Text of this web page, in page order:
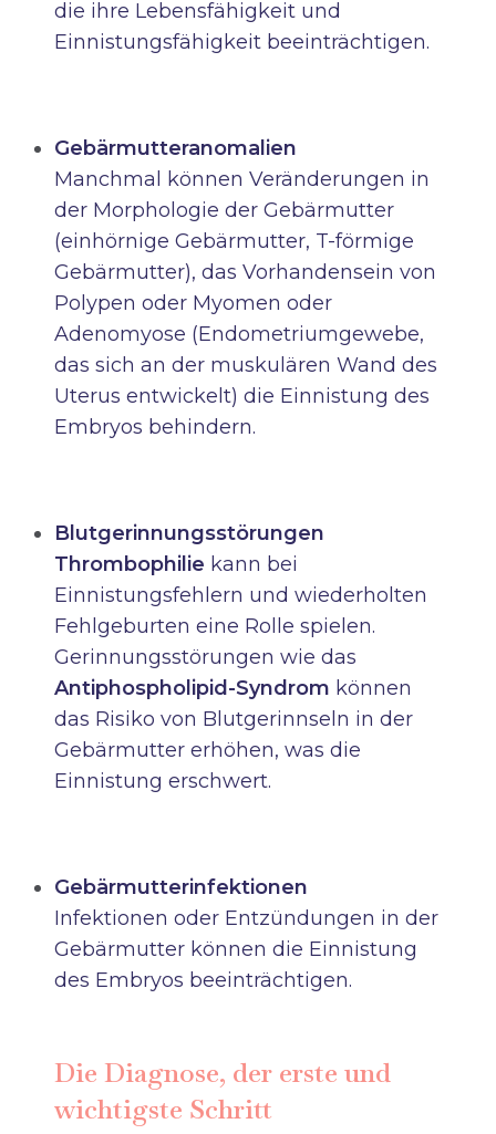
die ihre Lebensfähigkeit und
Einnistungsfähigkeit beeinträchtigen.
Gebärmutteranomalien
Manchmal können Veränderungen in
der Morphologie der Gebärmutter
(einhörnige Gebärmutter, T-förmige
Gebärmutter), das Vorhandensein von
Polypen oder Myomen oder
Adenomyose (Endometriumgewebe,
das sich an der muskulären Wand des
Uterus entwickelt) die Einnistung des
Embryos behindern.
Blutgerinnungsstörungen
Thrombophilie kann bei
Einnistungsfehlern und wiederholten
Fehlgeburten eine Rolle spielen.
Gerinnungsstörungen wie das
Antiphospholipid-Syndrom können
das Risiko von Blutgerinnseln in der
Gebärmutter erhöhen, was die
Einnistung erschwert.
Gebärmutterinfektionen
Infektionen oder Entzündungen in der
Gebärmutter können die Einnistung
des Embryos beeinträchtigen.
Die Diagnose, der erste und
wichtigste Schritt